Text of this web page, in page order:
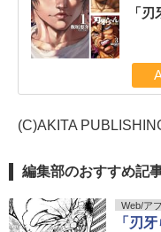
「
(C)AKITA
編集部のおすすめ記
Web/ア
「刃